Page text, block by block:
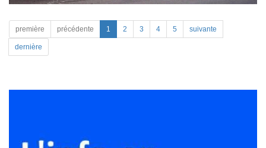
première précédente 1 2 3 4 5 suivante
dernière